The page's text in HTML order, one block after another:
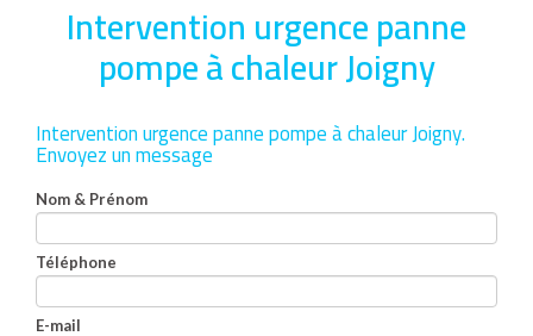
Intervention urgence panne
pompe à chaleur Joigny
Intervention urgence panne pompe à chaleur Joigny.
Envoyez un message
Nom & Prénom
Téléphone
E-mail